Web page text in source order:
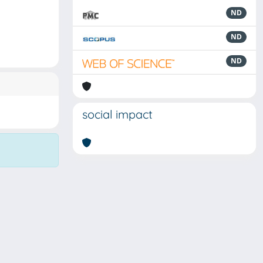
ND
ND
ND
social impact